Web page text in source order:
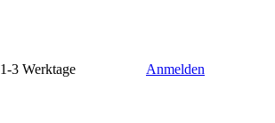
1-3 Werktage Anmelden